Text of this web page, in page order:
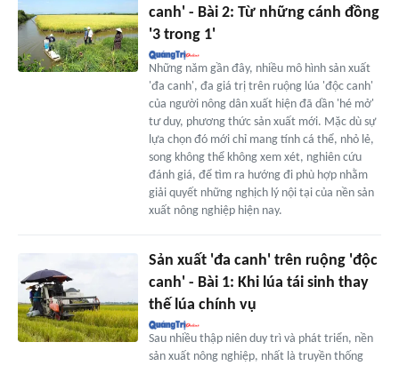
canh' - Bài 2: Từ những cánh đồng
'3 trong 1'
Những năm gần đây, nhiều mô hình sản xuất
'đa canh', đa giá trị trên ruộng lúa 'độc canh'
của người nông dân xuất hiện đã dần 'hé mở'
tư duy, phương thức sản xuất mới. Mặc dù sự
lựa chọn đó mới chỉ mang tính cá thể, nhỏ lẻ,
song không thể không xem xét, nghiên cứu
đánh giá, để tìm ra hướng đi phù hợp nhằm
giải quyết những nghịch lý nội tại của nền sản
xuất nông nghiệp hiện nay.
Sản xuất 'đa canh' trên ruộng 'độc
canh' - Bài 1: Khi lúa tái sinh thay
thế lúa chính vụ
Sau nhiều thập niên duy trì và phát triển, nền
sản xuất nông nghiệp, nhất là truyền thống